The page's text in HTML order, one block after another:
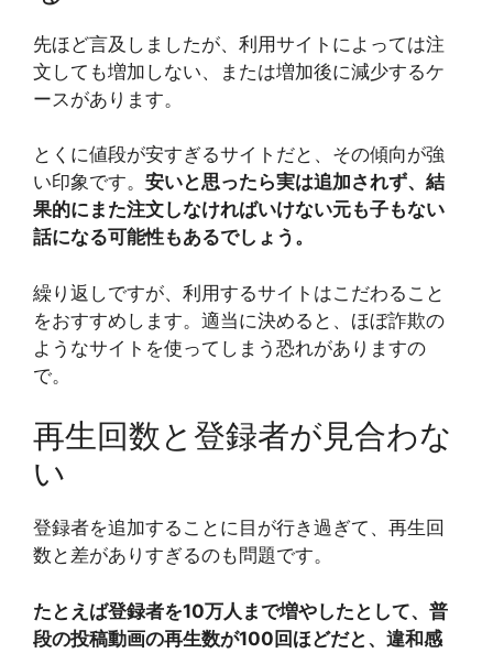
先ほど言及しましたが、利用サイトによっては注
文しても増加しない、または増加後に減少するケ
ースがあります。
とくに値段が安すぎるサイトだと、その傾向が強
い印象です。 安いと思ったら実は追加されず、結
果的にまた注文しなければいけない元も子もない
話になる可能性もあるでしょう。
繰り返しですが、利用するサイトはこだわること
をおすすめします。適当に決めると、ほぼ詐欺の
ようなサイトを使ってしまう恐れがありますの
で。
再生回数と登録者が見合わな
い
登録者を追加することに目が行き過ぎて、再生回
数と差がありすぎるのも問題です。
たとえば登録者を10万人まで増やしたとして、普
段の投稿動画の再生数が100回ほどだと、違和感